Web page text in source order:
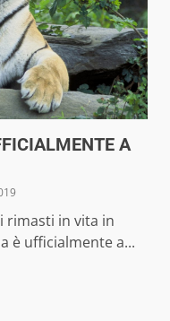
A
rimasti in vita in
è ufficialmente a...